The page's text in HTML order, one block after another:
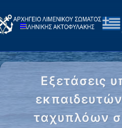
Εξετάσεις
ταχυπλόων